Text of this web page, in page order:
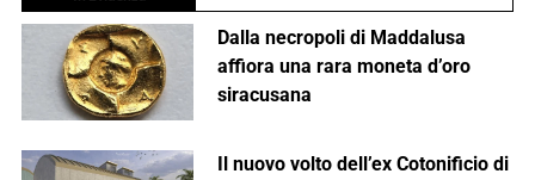
Dalla necropoli di Maddalusa
affiora una rara moneta d’oro
siracusana
Il nuovo volto dell’ex Cotonificio di